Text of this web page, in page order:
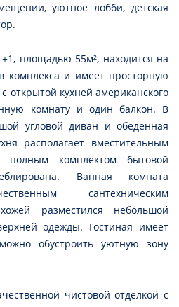
уютное лобби, детская
площадью 55м², находится на
комплекса и имеет просторную
открытой кухней американского
комнату и один балкон. В
угловой диван и обеденная
располагает вместительным
полным комплектом бытовой
Ванная комната
сантехническим
разместился небольшой
одежды. Гостиная имеет
обустроить уютную зону
чистовой отделкой с